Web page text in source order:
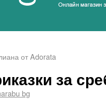
от Adorata
за
bg